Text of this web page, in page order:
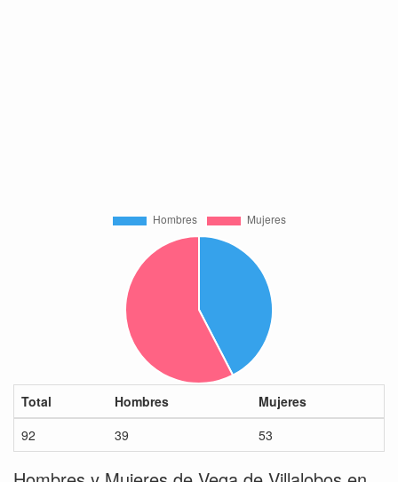
Total Hombres
Mujeres
92
39 53